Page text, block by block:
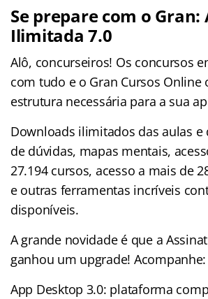
Se prepare com o
Ilimitada 7.0
Alô, concurseiros! Os concursos
com tudo e o Gran Cursos Online
estrutura necessária para a sua
Downloads ilimitados das aulas e
de dúvidas, mapas mentais,
27.194 cursos, acesso a mais de
e outras ferramentas incríveis
disponíveis.
A grande novidade é que a
ganhou um upgrade! Acompanhe:
App Desktop 3.0: plataforma